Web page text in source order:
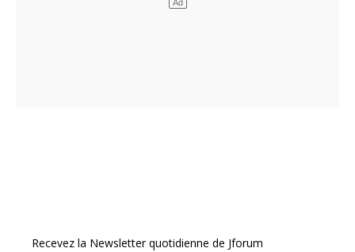
Recevez la Newsletter quotidienne de Jforum